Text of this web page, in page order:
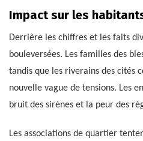
Impact sur les
Derrière les chiffres et les faits
bouleversées. Les familles des
tandis que les riverains des cités
nouvelle vague de tensions. Les
bruit des sirènes et la peur des
Les associations de quartier